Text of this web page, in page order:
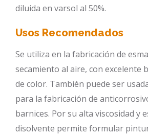
diluida en varsol al 50%.
Usos Recomendados
Se utiliza en la fabricación de
secamiento al aire, con excelente
de color. También puede ser
para la fabricación de
barnices. Por su alta viscosidad y
disolvente permite formular